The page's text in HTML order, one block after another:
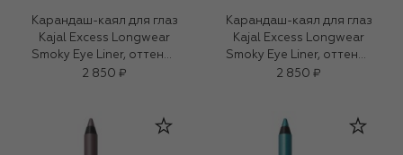
Карандаш-каял для глаз
Kajal Excess Longwear
Smoky Eye Liner, оттенок
Twinkle Toast (1,2g)
2 850 ₽
Карандаш-каял для глаз
Kajal Excess Longwear
Smoky Eye Liner, оттенок
Storm Cloud (1,2g)
2 850 ₽